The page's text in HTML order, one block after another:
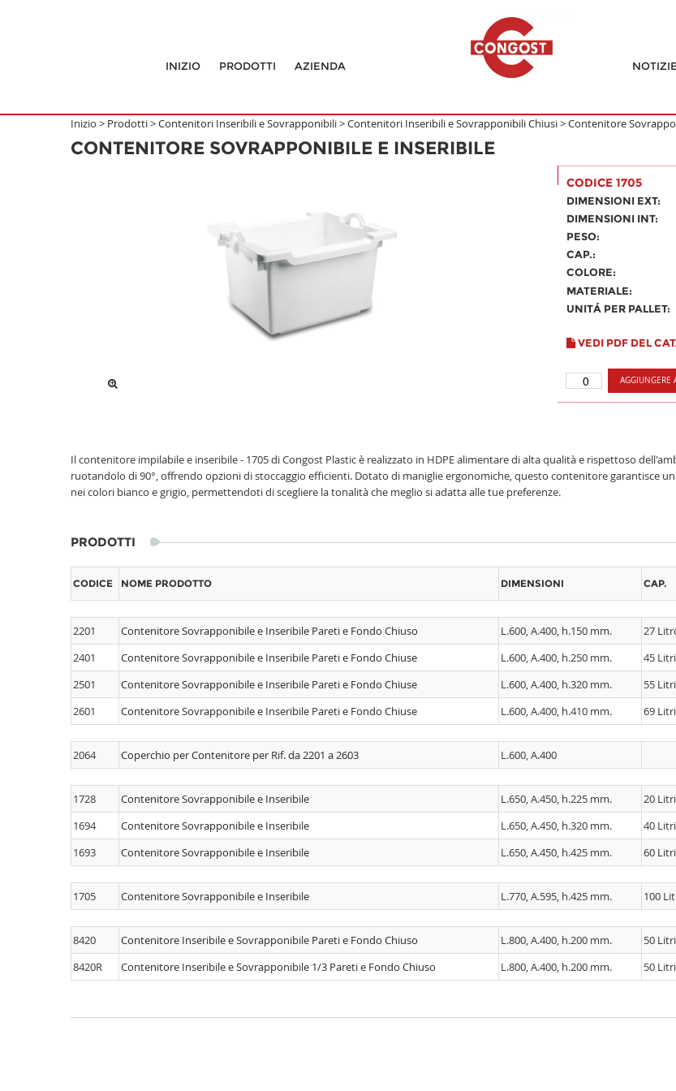
INIZIO PRODOTTI AZIENDA NOTIZIE
Inizio > Prodotti>Contenitori Inseribili e Sovrapponibili>Contenitori Inseribili e Sovrapponibili Chiusi>Contenitore
CONTENITORE SOVRAPPONIBILE E INSERIBILE
CODICE 1705
DIMENSIONI EXT:
DIMENSIONI INT:
PESO:
CAP.:
COLORE:
MATERIALE:
UNITÁ PER PALLET:
VEDI PDF DEL
AGGIUNGERE
Il contenitore impilabile e inseribile - 1705 di Congost Plastic è realizzato in HDPE alimentare di alta qualità e rispettoso
ruotandolo di 90°, offrendo opzioni di stoccaggio efficienti. Dotato di maniglie ergonomiche, questo contenitore garantisce
nei colori bianco e grigio, permettendoti di scegliere la tonalità che meglio si adatta alle tue preferenze.
PRODOTTI
CODICE NOME PRODOTTO DIMENSIONI CAP.
2201 Contenitore Sovrapponibile e Inseribile Pareti e Fondo Chiuso L.600, A.400, h.150 mm. 27
2401
Contenitore Sovrapponibile e Inseribile Pareti e Fondo Chiuse L.600, A.400, h.250 mm. 45 Litri
2501
Contenitore Sovrapponibile e Inseribile Pareti e Fondo Chiuse L.600, A.400, h.320 mm. 55 Litri
2601
Contenitore Sovrapponibile e Inseribile Pareti e Fondo Chiuse L.600, A.400, h.410 mm. 69 Litri
2064 Coperchio per Contenitore per Rif. da 2201 a 2603 L.600, A.400
1728 Contenitore Sovrapponibile e Inseribile L.650, A.450, h.225 mm. 20 Litri
1694
Contenitore Sovrapponibile e Inseribile L.650, A.450, h.320 mm. 40 Litri
1693
Contenitore Sovrapponibile e Inseribile L.650, A.450, h.425 mm. 60 Litri
1705 Contenitore Sovrapponibile e Inseribile L.770, A.595, h.425 mm. 100
8420 Contenitore Inseribile e Sovrapponibile Pareti e Fondo Chiuso L.800, A.400, h.200 mm. 50 Litri
8420R
Contenitore Inseribile e Sovrapponibile 1/3 Pareti e Fondo Chiuso L.800, A.400, h.200 mm. 50 Litri